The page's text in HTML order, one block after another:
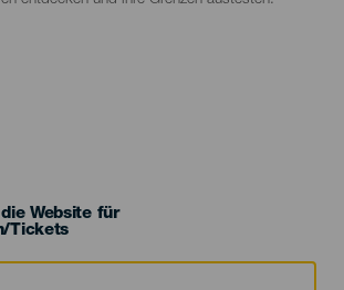
Website für
Tickets